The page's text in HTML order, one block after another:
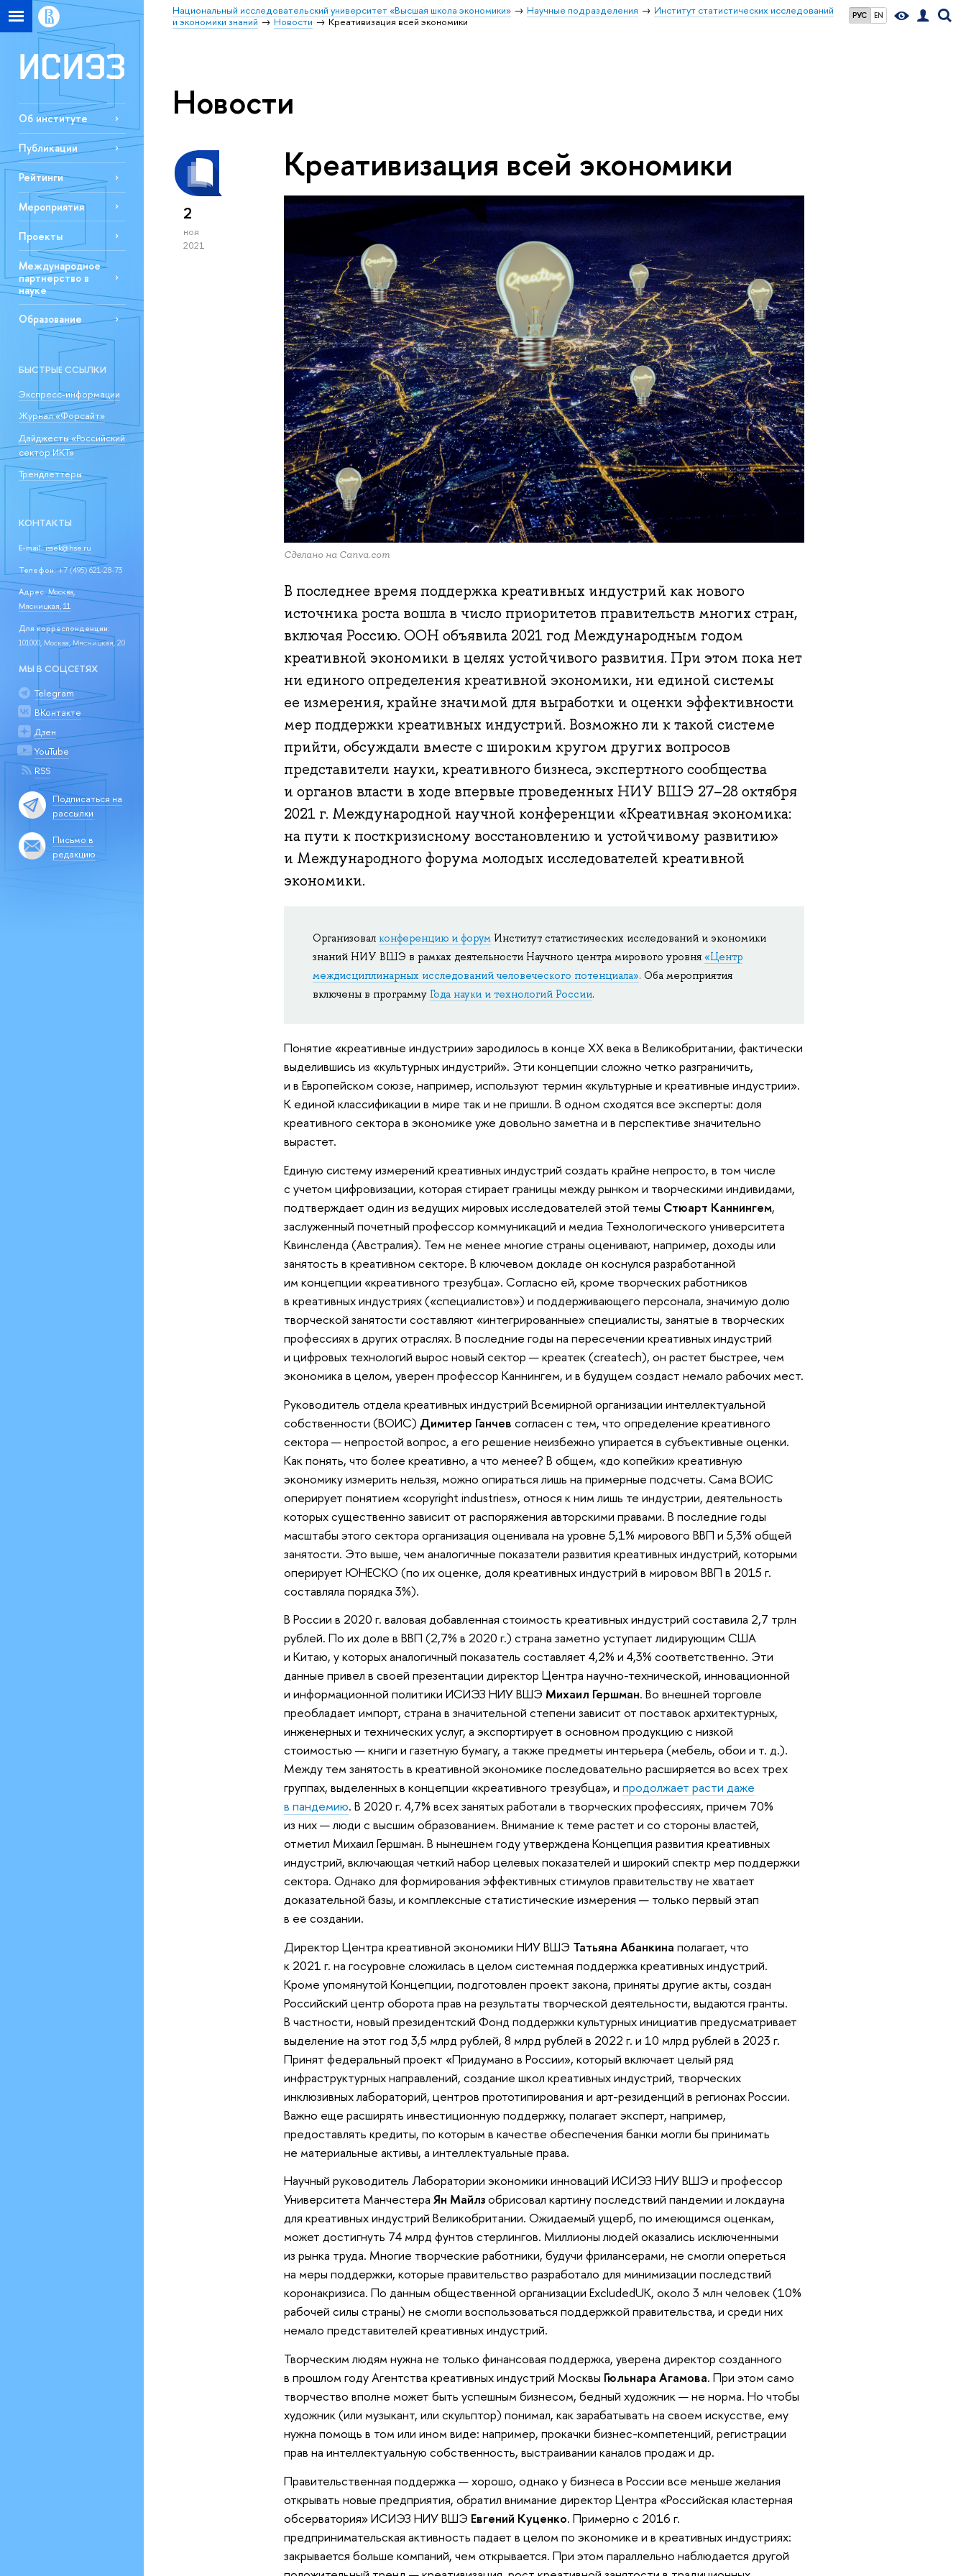
РУС EN
Национальный исследовательский университет «Высшая школа экономики» Научные подразделения
Институт статистических исследований
и экономики знаний
Новости Креативизация всей экономики
Об институте
Публикации
Рейтинги
Мероприятия
Проекты
Международное
партнерство в
науке
Образование
БЫСТРЫЕ ССЫЛКИ
Экспресс-информации
Журнал «Форсайт»
Дайджесты «Российский
сектор ИКТ»
Трендлеттеры
КОНТАКТЫ
E-mail:issek@hse.ru
Телефон:+7 (495) 621-28-73
Адрес: Москва,
Мясницкая, 11
Для корреспонденции:
101000, Москва, Мясницкая, 20
МЫ В СОЦСЕТЯХ
Telegram
ВКонтакте
Дзен
YouTube
RSS
Подписаться на
рассылки
Письмо в
редакцию
Новости
2
ноя
2021
Креативизация всей экономики
Сделано на Canva.com
В последнее время поддержка креативных индустрий как нового
источника роста вошла в число приоритетов правительств многих стран,
включая Россию. ООН объявила 2021 год Международным годом
креативной экономики в целях устойчивого развития. При этом пока нет
ни единого определения креативной экономики, ни единой системы
ее измерения, крайне значимой для выработки и оценки эффективности
мер поддержки креативных индустрий. Возможно ли к такой системе
прийти, обсуждали вместе с широким кругом других вопросов
представители науки, креативного бизнеса, экспертного сообщества
и органов власти в ходе впервые проведенных НИУ ВШЭ 27–28 октября
2021 г. Международной научной конференции «Креативная экономика:
на пути к посткризисному восстановлению и устойчивому развитию»
и Международного форума молодых исследователей креативной
экономики.
Организовал конференцию и форум Институт статистических исследований и экономики
знаний НИУ ВШЭ в рамках деятельности Научного центра мирового уровня«Центр
междисциплинарных исследований человеческого потенциала». Оба мероприятия
включены в программу Года науки и технологий России.
Понятие «креативные индустрии» зародилось в конце XX века в Великобритании, фактически
выделившись из «культурных индустрий». Эти концепции сложно четко разграничить,
и в Европейском союзе, например, используют термин «культурные и креативные индустрии».
К единой классификации в мире так и не пришли. В одном сходятся все эксперты: доля
креативного сектора в экономике уже довольно заметна и в перспективе значительно
вырастет.
Единую систему измерений креативных индустрий создать крайне непросто, в том числе
с учетом цифровизации, которая стирает границы между рынком и творческими индивидами,
подтверждает один из ведущих мировых исследователей этой темы Стюарт Каннингем,
заслуженный почетный профессор коммуникаций и медиа Технологического университета
Квинсленда (Австралия). Тем не менее многие страны оценивают, например, доходы или
занятость в креативном секторе. В ключевом докладе он коснулся разработанной
им концепции «креативного трезубца». Согласно ей, кроме творческих работников
в креативных индустриях («специалистов») и поддерживающего персонала, значимую долю
творческой занятости составляют «интегрированные» специалисты, занятые в творческих
профессиях в других отраслях. В последние годы на пересечении креативных индустрий
и цифровых технологий вырос новый сектор — креатек (createch), он растет быстрее, чем
экономика в целом, уверен профессор Каннингем, и в будущем создаст немало рабочих мест.
Руководитель отдела креативных индустрий Всемирной организации интеллектуальной
собственности (ВОИС) Димитер Ганчев согласен с тем, что определение креативного
сектора — непростой вопрос, а его решение неизбежно упирается в субъективные оценки.
Как понять, что более креативно, а что менее? В общем, «до копейки» креативную
экономику измерить нельзя, можно опираться лишь на примерные подсчеты. Сама ВОИС
оперирует понятием «copyright industries», относя к ним лишь те индустрии, деятельность
которых существенно зависит от распоряжения авторскими правами. В последние годы
масштабы этого сектора организация оценивала на уровне 5,1% мирового ВВП и 5,3% общей
занятости. Это выше, чем аналогичные показатели развития креативных индустрий, которыми
оперирует ЮНЕСКО (по их оценке, доля креативных индустрий в мировом ВВП в 2015 г.
составляла порядка 3%).
В России в 2020 г. валовая добавленная стоимость креативных индустрий составила 2,7 трлн
рублей. По их доле в ВВП (2,7% в 2020 г.) страна заметно уступает лидирующим США
и Китаю, у которых аналогичный показатель составляет 4,2% и 4,3% соответственно. Эти
данные привел в своей презентации директор Центра научно-технической, инновационной
и информационной политики ИСИЭЗ НИУ ВШЭ Михаил Гершман. Во внешней торговле
преобладает импорт, страна в значительной степени зависит от поставок архитектурных,
инженерных и технических услуг, а экспортирует в основном продукцию с низкой
стоимостью — книги и газетную бумагу, а также предметы интерьера (мебель, обои и т. д.).
Между тем занятость в креативной экономике последовательно расширяется во всех трех
группах, выделенных в концепции «креативного трезубца», ипродолжает расти даже
в пандемию. В 2020 г. 4,7% всех занятых работали в творческих профессиях, причем 70%
из них — люди с высшим образованием. Внимание к теме растет и со стороны властей,
отметил Михаил Гершман. В нынешнем году утверждена Концепция развития креативных
индустрий, включающая четкий набор целевых показателей и широкий спектр мер поддержки
сектора. Однако для формирования эффективных стимулов правительству не хватает
доказательной базы, и комплексные статистические измерения — только первый этап
в ее создании.
Директор Центра креативной экономики НИУ ВШЭ Татьяна Абанкина полагает, что
к 2021 г. на госуровне сложилась в целом системная поддержка креативных индустрий.
Кроме упомянутой Концепции, подготовлен проект закона, приняты другие акты, создан
Российский центр оборота прав на результаты творческой деятельности, выдаются гранты.
В частности, новый президентский Фонд поддержки культурных инициатив предусматривает
выделение на этот год 3,5 млрд рублей, 8 млрд рублей в 2022 г. и 10 млрд рублей в 2023 г.
Принят федеральный проект «Придумано в России», который включает целый ряд
инфраструктурных направлений, создание школ креативных индустрий, творческих
инклюзивных лабораторий, центров прототипирования и арт-резиденций в регионах России.
Важно еще расширять инвестиционную поддержку, полагает эксперт, например,
предоставлять кредиты, по которым в качестве обеспечения банки могли бы принимать
не материальные активы, а интеллектуальные права.
Научный руководитель Лаборатории экономики инноваций ИСИЭЗ НИУ ВШЭ и профессор
Университета МанчестераЯн Майлзобрисовал картину последствий пандемии и локдауна
для креативных индустрий Великобритании. Ожидаемый ущерб, по имеющимся оценкам,
может достигнуть 74 млрд фунтов стерлингов. Миллионы людей оказались исключенными
из рынка труда. Многие творческие работники, будучи фрилансерами, не смогли опереться
на меры поддержки, которые правительство разработало для минимизации последствий
коронакризиса. По данным общественной организации ExcludedUK, около 3 млн человек (10%
рабочей силы страны) не смогли воспользоваться поддержкой правительства, и среди них
немало представителей креативных индустрий.
Творческим людям нужна не только финансовая поддержка, уверена директор созданного
в прошлом году Агентства креативных индустрий Москвы Гюльнара Агамова. При этом само
творчество вполне может быть успешным бизнесом, бедный художник — не норма. Но чтобы
художник (или музыкант, или скульптор) понимал, как зарабатывать на своем искусстве, ему
нужна помощь в том или ином виде: например, прокачки бизнес-компетенций, регистрации
прав на интеллектуальную собственность, выстраивании каналов продаж и др.
Правительственная поддержка — хорошо, однако у бизнеса в России все меньше желания
открывать новые предприятия, обратил внимание директор Центра «Российская кластерная
обсерватория» ИСИЭЗ НИУ ВШЭ Евгений Куценко. Примерно с 2016 г.
предпринимательская активность падает в целом по экономике и в креативных индустриях:
закрывается больше компаний, чем открывается. При этом параллельно наблюдается другой